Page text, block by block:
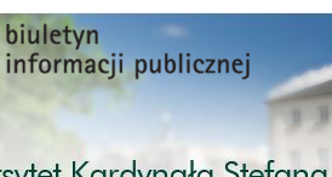
Przejdź do treści